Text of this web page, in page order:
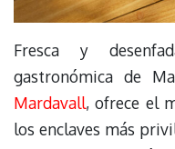
Fresca y
gastronómica de
Mardavall, ofrece el
los enclaves más